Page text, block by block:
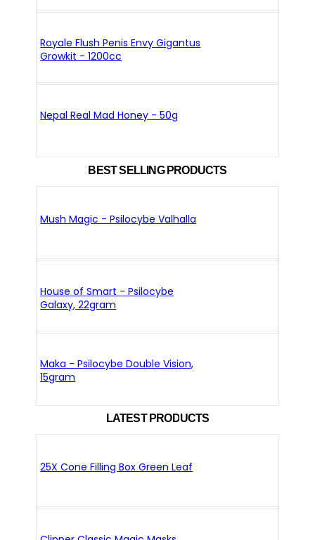
Royale Flush Penis Envy Gigantus
Growkit - 1200cc
Nepal Real Mad Honey - 50g
BEST SELLING PRODUCTS
Mush Magic - Psilocybe Valhalla
House of Smart - Psilocybe
Galaxy, 22gram
Maka - Psilocybe Double Vision,
15gram
LATEST PRODUCTS
25X Cone Filling Box Green Leaf